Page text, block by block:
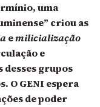
uma
criou as
emilicialização
e
desses grupos
O GENI espera
de poder